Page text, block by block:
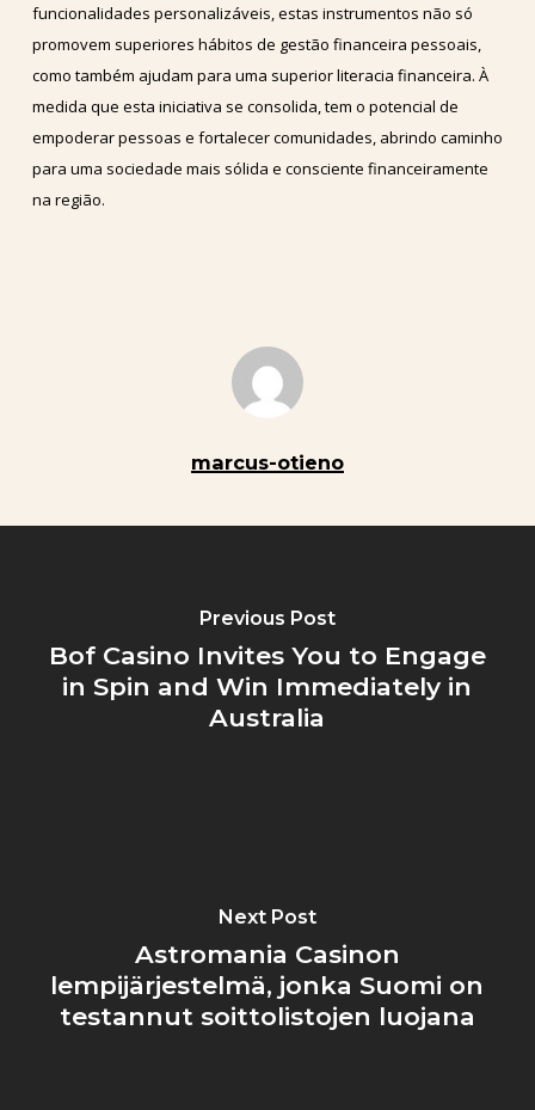
funcionalidades personalizáveis, estas instrumentos não só
promovem superiores hábitos de gestão financeira pessoais,
como também ajudam para uma superior literacia financeira. À
medida que esta iniciativa se consolida, tem o potencial de
empoderar pessoas e fortalecer comunidades, abrindo caminho
para uma sociedade mais sólida e consciente financeiramente
na região.
marcus-otieno
Previous Post
Bof Casino Invites You to Engage
in Spin and Win Immediately in
Australia
Next Post
Astromania Casinon
lempijärjestelmä, jonka Suomi on
testannut soittolistojen luojana